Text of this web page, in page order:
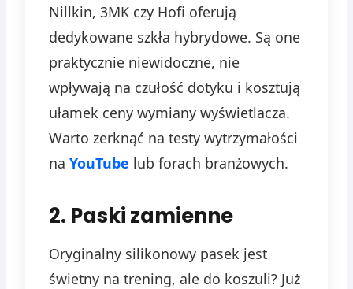
Nillkin, 3MK czy Hofi oferują
dedykowane szkła hybrydowe. Są one
praktycznie niewidoczne, nie
wpływają na czułość dotyku i kosztują
ułamek ceny wymiany wyświetlacza.
Warto zerknąć na testy wytrzymałości
na YouTube lub forach branżowych.
2. Paski zamienne
Oryginalny silikonowy pasek jest
świetny na trening, ale do koszuli? Już